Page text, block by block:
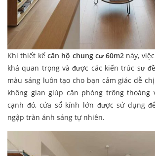
Khi thiết kếcăn hộ chung cư 60m2 này,
khá quan trọng và được các kiến trúc sư
màu sáng luôn tạo cho bạn cảm giác dễ
không gian giúp căn phòng trông thoáng
cạnh đó, cửa sổ kính lớn được sử dụng
ngập tràn ánh sáng tự nhiên.